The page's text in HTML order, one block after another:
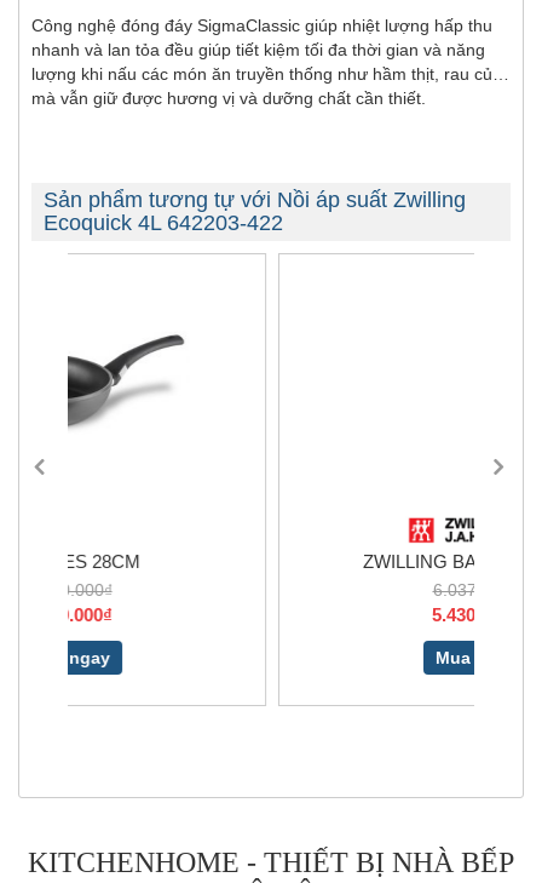
Công nghệ đóng đáy SigmaClassic giúp nhiệt lượng hấp thu
nhanh và lan tỏa đều giúp tiết kiệm tối đa thời gian và năng
lượng khi nấu các món ăn truyền thống như hầm thịt, rau củ…
mà vẫn giữ được hương vị và dưỡng chất cần thiết.
Sản phẩm tương tự với Nồi áp suất Zwilling
Ecoquick 4L 642203-422
ZWILLING BASE 66380-000
KITCHENHOME - THIẾT BỊ NHÀ BẾP